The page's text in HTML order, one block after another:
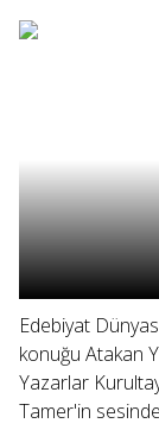
Edebiyat
konuğu Atakan
Yazarlar
Tamer'in